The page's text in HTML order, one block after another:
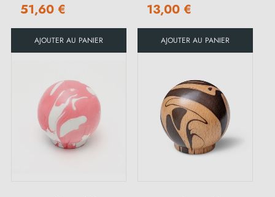
51,60 €
AJOUTER AU PANIER
13,00 €
AJOUTER AU PANIER